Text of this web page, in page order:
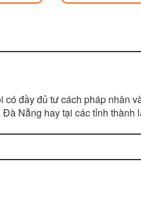
đầy đủ tư cách pháp nhân
Nẵng hay tại các tỉnh thành